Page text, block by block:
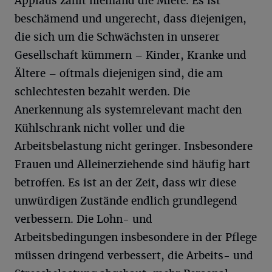
beschämend und ungerecht, dass diejenigen,
die sich um die Schwächsten in unserer
Gesellschaft kümmern – Kinder, Kranke und
Ältere – oftmals diejenigen sind, die am
schlechtesten bezahlt werden. Die
Anerkennung als systemrelevant macht den
Kühlschrank nicht voller und die
Arbeitsbelastung nicht geringer. Insbesondere
Frauen und Alleinerziehende sind häufig hart
betroffen. Es ist an der Zeit, dass wir diese
unwürdigen Zustände endlich grundlegend
verbessern. Die Lohn- und
Arbeitsbedingungen insbesondere in der Pflege
müssen dringend verbessert, die Arbeits- und